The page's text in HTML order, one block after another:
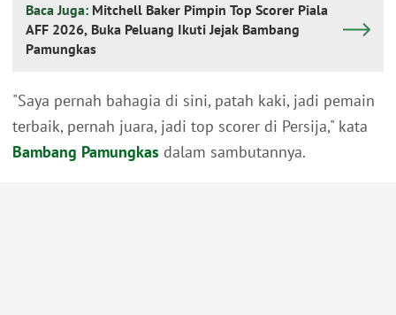
Baca Juga: Mitchell Baker Pimpin Top Scorer Piala
AFF 2026, Buka Peluang Ikuti Jejak Bambang
Pamungkas
"Saya pernah bahagia di sini, patah kaki, jadi pemain
terbaik, pernah juara, jadi top scorer di Persija," kata
Bambang Pamungkas dalam sambutannya.